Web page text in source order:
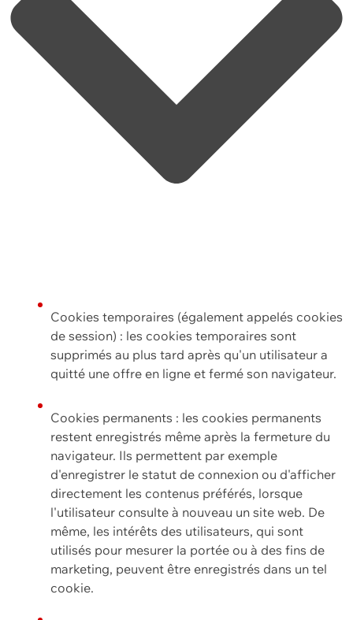
Cookies temporaires (également appelés cookies
de session) : les cookies temporaires sont
supprimés au plus tard après qu'un utilisateur a
quitté une offre en ligne et fermé son navigateur.
Cookies permanents : les cookies permanents
restent enregistrés même après la fermeture du
navigateur. Ils permettent par exemple
d'enregistrer le statut de connexion ou d'afficher
directement les contenus préférés, lorsque
l'utilisateur consulte à nouveau un site web. De
même, les intérêts des utilisateurs, qui sont
utilisés pour mesurer la portée ou à des fins de
marketing, peuvent être enregistrés dans un tel
cookie.